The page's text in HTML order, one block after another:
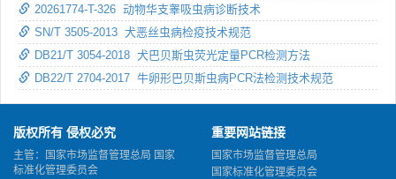
20261774-T-326 动物华支睾吸虫病诊断技术
SN/T 3505-2013 犬恶丝虫病检疫技术规范
DB21/T 3054-2018 犬巴贝斯虫荧光定量PCR检测方法
DB22/T 2704-2017 牛卵形巴贝斯虫病PCR法检测技术规范
版权所有 侵权必究
主管：国家市场监督管理总局 国家
标准化管理委员会
重要网站链接
国家市场监督管理总局
国家标准化管理委员会